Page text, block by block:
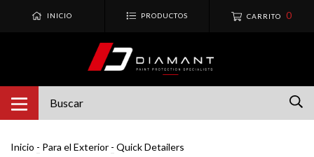
INICIO PRODUCTOS CARRITO 0
Inicio - Para el Exterior - Quick Detailers